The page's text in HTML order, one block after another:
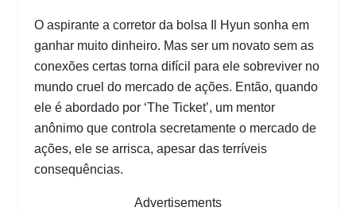
O aspirante a corretor da bolsa Il Hyun sonha em
ganhar muito dinheiro. Mas ser um novato sem as
conexões certas torna difícil para ele sobreviver no
mundo cruel do mercado de ações. Então, quando
ele é abordado por ‘The Ticket’, um mentor
anônimo que controla secretamente o mercado de
ações, ele se arrisca, apesar das terríveis
consequências.
Advertisements